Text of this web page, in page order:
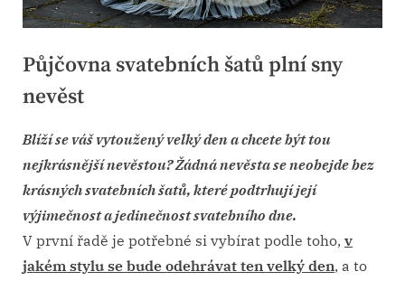
Půjčovna svatebních šatů plní sny
nevěst
Posted
12. 6. 2019
By
Blíží se váš vytoužený velký den a chcete být tou
nejkrásnější nevěstou? Žádná nevěsta se neobejde bez
krásných svatebních šatů, které podtrhují její
výjimečnost a jedinečnost svatebního dne.
V první řadě je potřebné si vybírat podle toho, v
jakém stylu se bude odehrávat ten velký den, a to